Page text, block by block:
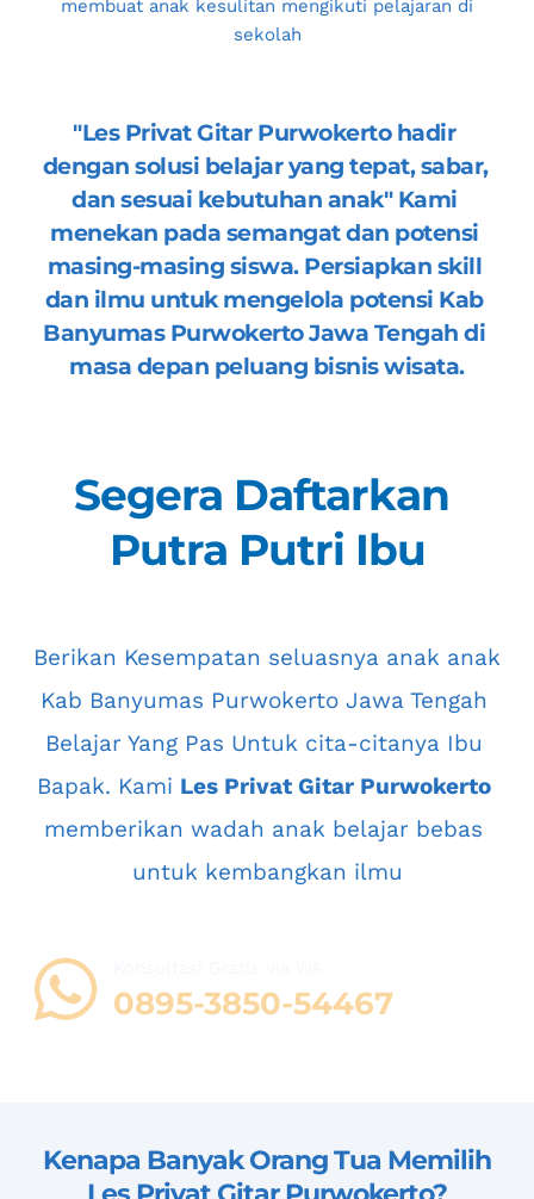
membuat anak kesulitan mengikuti pelajaran di
sekolah
"Les Privat Gitar Purwokerto hadir
dengan solusi belajar yang tepat, sabar,
dan sesuai kebutuhan anak" Kami
menekan pada semangat dan potensi
masing-masing siswa. Persiapkan skill
dan ilmu untuk mengelola potensi Kab
Banyumas Purwokerto Jawa Tengah di
masa depan peluang bisnis wisata.
Segera Daftarkan
Putra Putri Ibu
Kab Banyumas Purwokerto Jawa Tengah
Belajar Yang Pas Untuk cita-citanya Ibu
Bapak. Kami Les Privat Gitar Purwokerto
memberikan wadah anak belajar bebas
untuk kembangkan ilmu
0895-3850-54467
Kenapa Banyak Orang Tua Memilih